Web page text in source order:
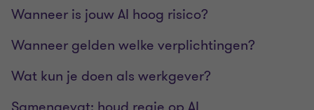
Wanneer is jouw AI hoog risico?
Wanneer gelden welke verplichtingen?
Wat kun je doen als werkgever?